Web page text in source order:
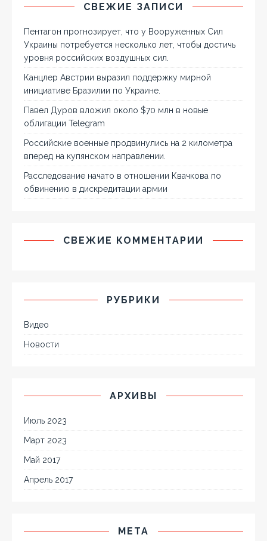
СВЕЖИЕ ЗАПИСИ
Пентагон прогнозирует, что у Вооруженных Сил
Украины потребуется несколько лет, чтобы достичь
уровня российских воздушных сил.
Канцлер Австрии выразил поддержку мирной
инициативе Бразилии по Украине.
Павел Дуров вложил около $70 млн в новые
облигации Telegram
Российские военные продвинулись на 2 километра
вперед на купянском направлении.
Расследование начато в отношении Квачкова по
обвинению в дискредитации армии
СВЕЖИЕ КОММЕНТАРИИ
РУБРИКИ
Видео
Новости
АРХИВЫ
Июль 2023
Март 2023
Май 2017
Апрель 2017
МЕТА